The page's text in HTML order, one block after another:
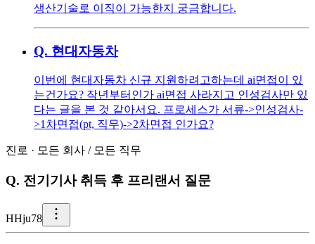
생산기술로 이직이 가능한지 궁금합니다.
Q. 현대자동차
이번에 현대자동차 신규 지원하려고하는데 ai면접이 있
는건가요? 작년부터인가 ai면접 사라지고 인성검사만 있
다는 글을 본 것 같아서요. 프로세스가 서류->인성검사-
>1차면접(pt, 직무)->2차면접 인가요?
진로 · 모든 회사 / 모든 직무
Q. 전기기사 취득 후 프리랜서 질문
HHju78